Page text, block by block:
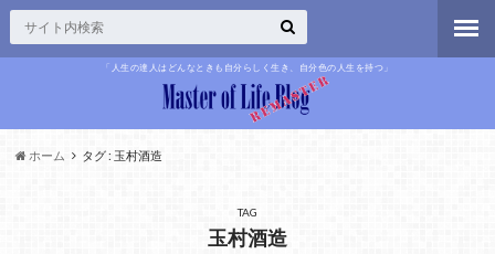
「人生の達人はどんなときも自分らしく生き、自分色の人生を持つ」
ホーム タグ : 玉村酒造
TAG
玉村酒造